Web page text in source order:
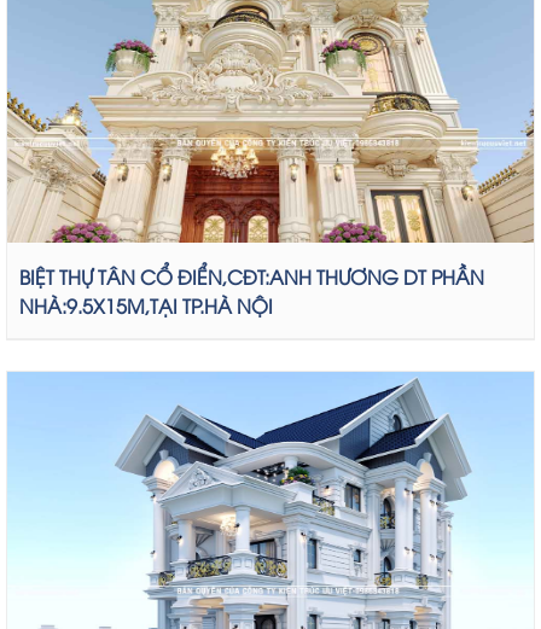
BIỆT THỰ TÂN CỔ ĐIỂN,CĐT:ANH THƯƠNG DT PHẦN
NHÀ:9.5X15M,TẠI TP.HÀ NỘI